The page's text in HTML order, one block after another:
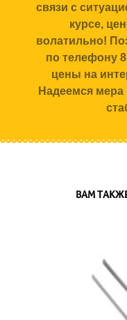
связи с
курсе,
волатильно!
по телефону
цены на
Надеемся
ВАМ